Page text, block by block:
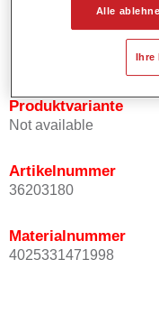
Kann variabel
Mehrschicht- und
Produktvariante
Not available
Artikelnummer
36203180
Materialnummer
4025331471998
Alle
Ihre